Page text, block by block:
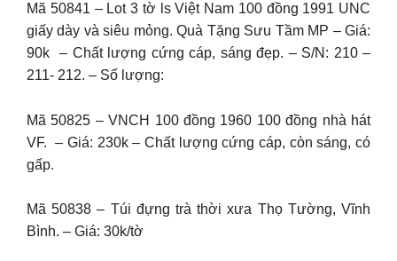
Mã 50841 – Lot 3 tờ ls Việt Nam 100 đồng 1991 UNC
giấy dày và siêu mỏng. Quà Tặng Sưu Tầm MP – Giá:
90k – Chất lượng cứng cáp, sáng đẹp. – S/N: 210 –
211- 212. – Số lượng:
Mã 50825 – VNCH 100 đồng 1960 100 đồng nhà hát
VF. – Giá: 230k – Chất lượng cứng cáp, còn sáng, có
gấp.
Mã 50838 – Túi đựng trà thời xưa Thọ Tường, Vĩnh
Bình. – Giá: 30k/tờ